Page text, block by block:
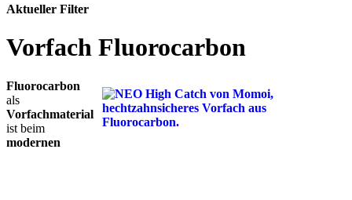
Aktueller Filter
Vorfach Fluorocarbon
Fluorocarbon
als
Vorfachmaterial
ist beim
modernen